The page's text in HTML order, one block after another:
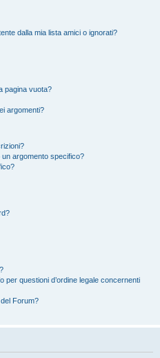
dalla mia lista amici o ignorati?
pagina vuota?
argomenti?
argomento specifico?
questioni d’ordine legale concernenti
Forum?